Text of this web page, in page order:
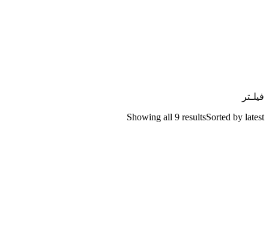
فیلـتر
Showing all 9 resultsSorted by latest